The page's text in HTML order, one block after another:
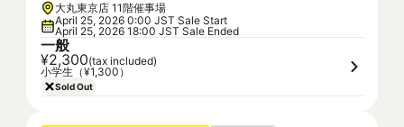
大丸東京店 11階催事場
April 25, 2026 0:00 JST Sale Start
April 25, 2026 18:00 JST Sale Ended
一般
¥2,300(tax included)
小学生（¥1,300）
Sold Out